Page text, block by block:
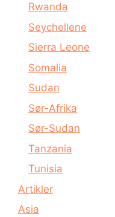
Rwanda
Seychellene
Sierra Leone
Somalia
Sudan
Sør-Afrika
Sør-Sudan
Tanzania
Tunisia
Artikler
Asia